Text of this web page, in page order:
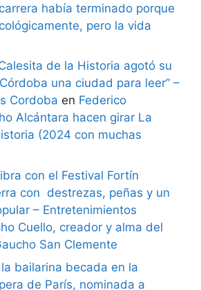
había terminado porque
pero la vida
de la Historia agotó su
una ciudad para leer” –
Cordoba en Federico
Alcántara hacen girar La
(2024 con muchas
con el Festival Fortín
con destrezas, peñas y un
– Entretenimientos
Cuello, creador y alma del
San Clemente
bailarina becada en la
de París, nominada a